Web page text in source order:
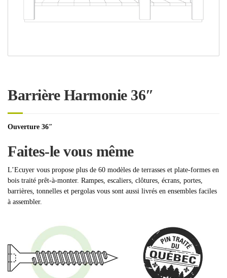
Barrière Harmonie 36″
Ouverture 36″
Faites-le vous même
L’Ecuyer vous propose plus de 60 modèles de terrasses et plate-formes en
bois traité prêt-à-monter. Rampes, escaliers, clôtures, écrans, portes,
barrières, tonnelles et pergolas vous sont aussi livrés en ensembles faciles
à assembler.